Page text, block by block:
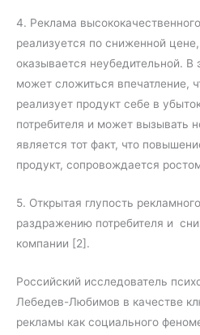
4. Реклама
реализуется по сниженной
оказывается неубедительной. В
может сложиться впечатление,
реализует продукт себе в
потребителя и может вызывать
является тот факт, что
продукт, сопровождается
5. Открытая глупость
раздражению потребителя и
компании [2].
Российский исследователь
Лебедев-Любимов в качестве
рекламы как социального